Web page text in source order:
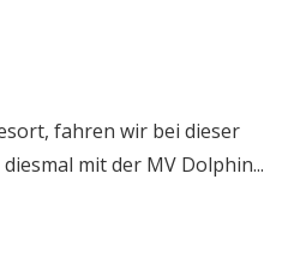
fahren wir bei dieser
mit der MV Dolphin...